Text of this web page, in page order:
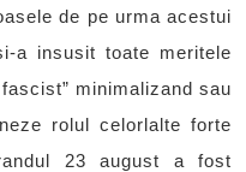
de pe urma acestui
a insusit toate meritele
minimalizand sau
rolul celorlalte forte
23 august a fost